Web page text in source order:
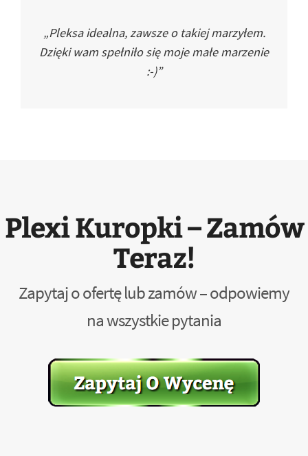
„Pleksa idealna, zawsze o takiej marzyłem.
Dzięki wam spełniło się moje małe marzenie
:-)”
Plexi Kuropki – Zamów
Teraz!
Zapytaj o ofertę lub zamów – odpowiemy
na wszystkie pytania